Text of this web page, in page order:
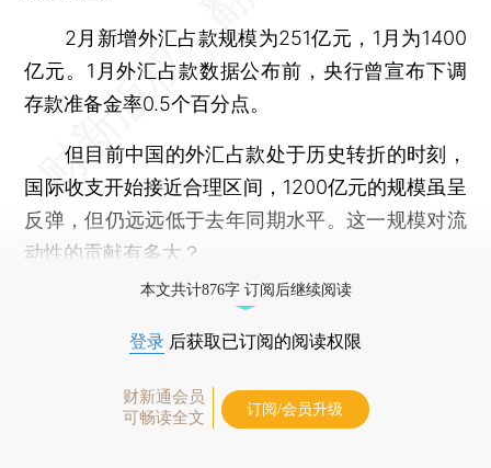
2月新增外汇占款规模为251亿元，1月为1400
亿元。1月外汇占款数据公布前，央行曾宣布下调
存款准备金率0.5个百分点。
但目前中国的外汇占款处于历史转折的时刻，
国际收支开始接近合理区间，1200亿元的规模虽呈
反弹，但仍远远低于去年同期水平。这一规模对流
动性的贡献有多大？
本文共计876字 订阅后继续阅读
登录 后获取已订阅的阅读权限
财新通会员
可畅读全文
订阅/会员升级